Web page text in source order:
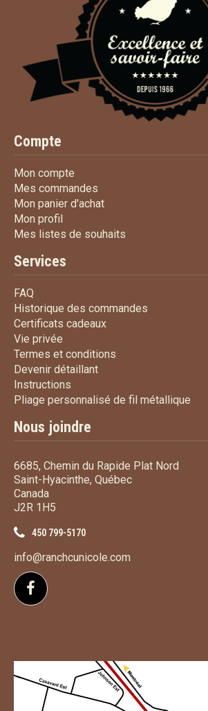
Compte
Mon compte
Mes commandes
Mon panier d'achatMon panier d'achat
Mon profil
Mes listes de souhaits
Services
FAQ
Historique des commandes
Certificats cadeauxCertificats cadeaux
Vie privée
Termes et conditions
Devenir détaillantDevenir détaillant
Instructions
Pliage personnalisé de fil métallique
Nous joindre
6685, Chemin du Rapide Plat Nord
Saint-Hyacinthe, Québec
Canada
J2R 1H5
450 799-5170
info@ranchcunicole.com
Suivez-nous sur Facebook